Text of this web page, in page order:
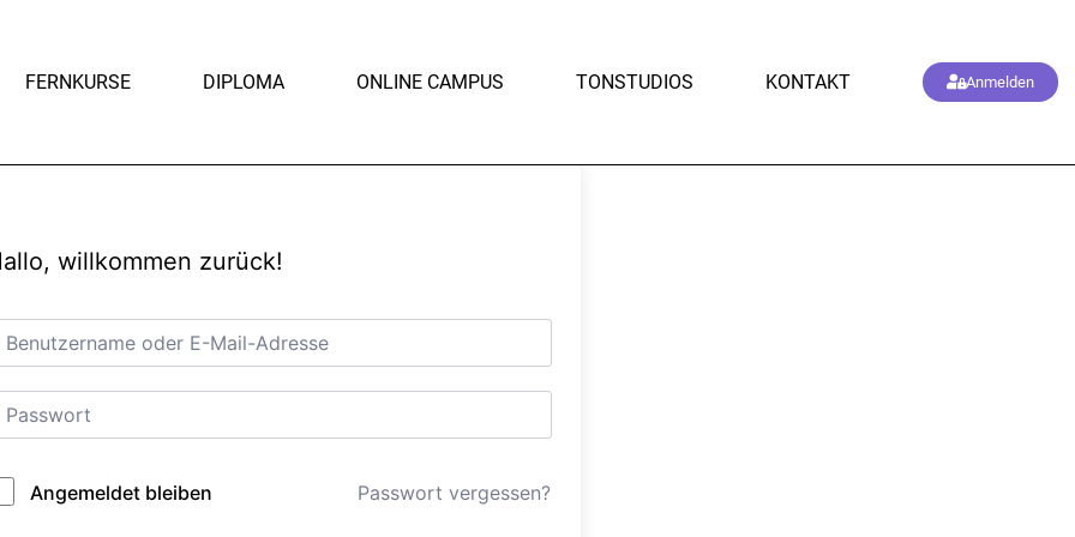
FERNKURSE DIPLOMA ONLINE CAMPUS TONSTUDIOS KONTAKT Anmelden
willkommen zurück!
Angemeldet bleiben Passwort vergessen?